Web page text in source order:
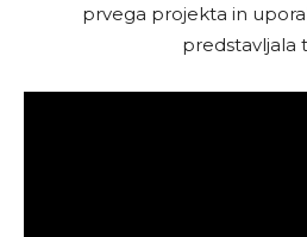
prvega projekta in
predstavljala